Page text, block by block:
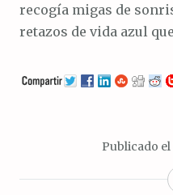
recogía migas de
retazos de vida azul
Publicado el